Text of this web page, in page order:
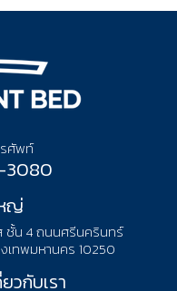
ศัพท์
3080
ญ่
ชั้น 4 ถนนศรีนครินทร์
เทพมหานคร 10250
ยวกับเรา